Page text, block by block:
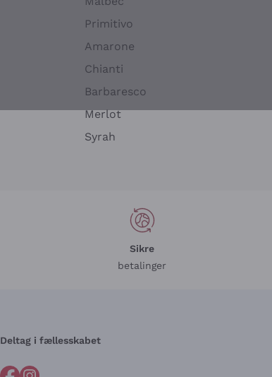
Primitivo
Amarone
Chianti
Barbaresco
Merlot
Syrah
Sikre
betalinger
Deltag i fællesskabet